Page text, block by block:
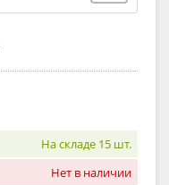
На складе 15 шт.
Нет в наличии